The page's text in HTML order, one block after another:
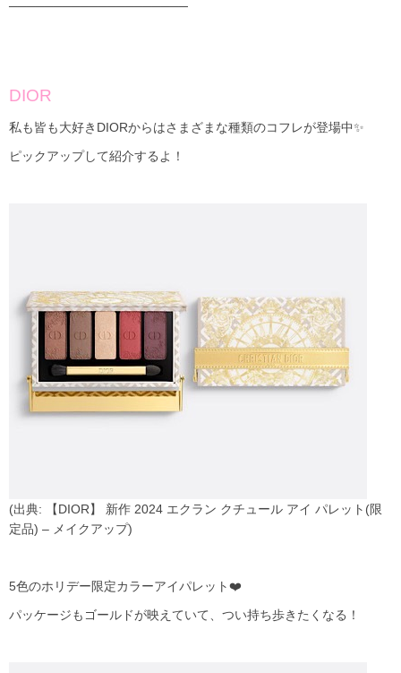
────────────────────
DIOR
私も皆も大好きDIORからはさまざまな種類のコフレが登場中✨
ピックアップして紹介するよ！
(出典: 【DIOR】 新作 2024 エクラン クチュール アイ パレット(限
定品) – メイクアップ)
5色のホリデー限定カラーアイパレット❤️
パッケージもゴールドが映えていて、つい持ち歩きたくなる！